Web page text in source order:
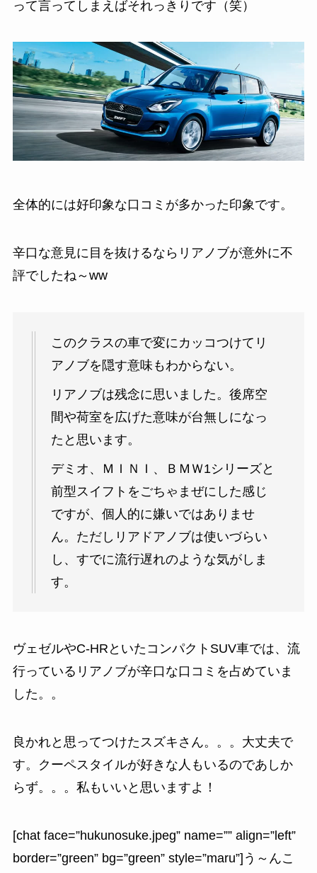
って言ってしまえばそれっきりです（笑）
全体的には好印象な口コミが多かった印象です。
辛口な意見に目を抜けるならリアノブが意外に不
評でしたね～ww
このクラスの車で変にカッコつけてリ
アノブを隠す意味もわからない。
リアノブは残念に思いました。後席空
間や荷室を広げた意味が台無しになっ
たと思います。
デミオ、ＭＩＮＩ、ＢＭＷ1シリーズと
前型スイフトをごちゃまぜにした感じ
ですが、個人的に嫌いではありませ
ん。ただしリアドアノブは使いづらい
し、すでに流行遅れのような気がしま
す。
ヴェゼルやC-HRといたコンパクトSUV車では、流
行っているリアノブが辛口な口コミを占めていま
した。。
良かれと思ってつけたスズキさん。。。大丈夫で
す。クーペスタイルが好きな人もいるのであしか
らず。。。私もいいと思いますよ！
[chat face=”hukunosuke.jpeg” name=”” align=”left”
border=”green” bg=”green” style=”maru”]う～んこ